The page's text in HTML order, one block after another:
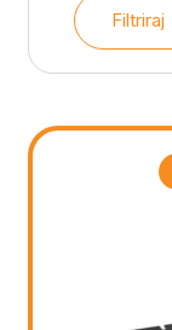
Filtriraj